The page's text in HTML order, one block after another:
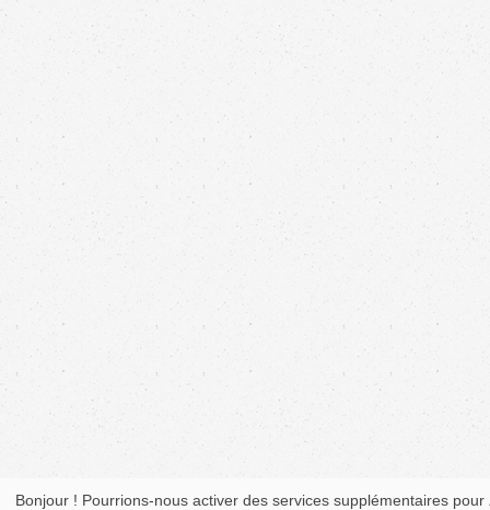
Bonjour ! Pourrions-nous activer des services supplémentaires pour